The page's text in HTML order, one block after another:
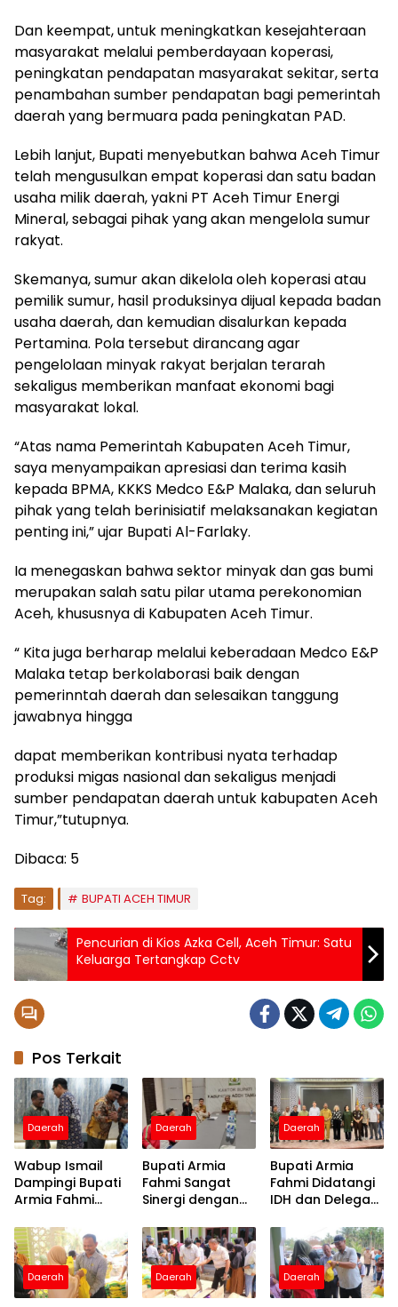
Dan keempat, untuk meningkatkan kesejahteraan
masyarakat melalui pemberdayaan koperasi,
peningkatan pendapatan masyarakat sekitar, serta
penambahan sumber pendapatan bagi pemerintah
daerah yang bermuara pada peningkatan PAD.
Lebih lanjut, Bupati menyebutkan bahwa Aceh Timur
telah mengusulkan empat koperasi dan satu badan
usaha milik daerah, yakni PT Aceh Timur Energi
Mineral, sebagai pihak yang akan mengelola sumur
rakyat.
Skemanya, sumur akan dikelola oleh koperasi atau
pemilik sumur, hasil produksinya dijual kepada badan
usaha daerah, dan kemudian disalurkan kepada
Pertamina. Pola tersebut dirancang agar
pengelolaan minyak rakyat berjalan terarah
sekaligus memberikan manfaat ekonomi bagi
masyarakat lokal.
“Atas nama Pemerintah Kabupaten Aceh Timur,
saya menyampaikan apresiasi dan terima kasih
kepada BPMA, KKKS Medco E&P Malaka, dan seluruh
pihak yang telah berinisiatif melaksanakan kegiatan
penting ini,” ujar Bupati Al-Farlaky.
Ia menegaskan bahwa sektor minyak dan gas bumi
merupakan salah satu pilar utama perekonomian
Aceh, khususnya di Kabupaten Aceh Timur.
“ Kita juga berharap melalui keberadaan Medco E&P
Malaka tetap berkolaborasi baik dengan
pemerinntah daerah dan selesaikan tanggung
jawabnya hingga
dapat memberikan kontribusi nyata terhadap
produksi migas nasional dan sekaligus menjadi
sumber pendapatan daerah untuk kabupaten Aceh
Timur,”tutupnya.
Dibaca: 5
Tag: BUPATI ACEH TIMUR
Pencurian di Kios Azka Cell, Aceh Timur: Satu
Keluarga Tertangkap Cctv
Pos Terkait
Daerah
Wabup Ismail
Dampingi Bupati
Armia Fahmi
Pemko Medan
Daerah
Bupati Armia
Fahmi Sangat
Sinergi dengan
Buktinya
Daerah
Bupati Armia
Fahmi Didatangi
IDH dan Delegasi
Langkah
Pembahasannya
Daerah Daerah Daerah